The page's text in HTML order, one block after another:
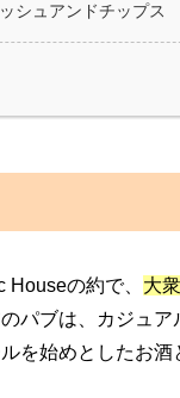
シュアンドチップス
Houseの約で、 大
パブは、カジュア
を始めとしたお酒